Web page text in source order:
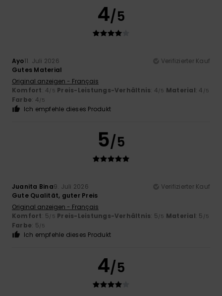
4/5
Ayo11. Juli 2026
Verifizierter Kauf
Gutes Material
Original anzeigen - Français
Komfort: 4/5 Preis-Leistungs-Verhältnis: 4/5 Material: 4 /5
Farbe: 4/5
Ich empfehle dieses Produkt
5/5
Juanita Bina9. Juli 2026
Verifizierter Kauf
Gute Qualität, guter Preis
Original anzeigen - Français
Komfort: 5/5 Preis-Leistungs-Verhältnis: 5/5 Material: 5 /5
Farbe: 5/5
Ich empfehle dieses Produkt
4/5